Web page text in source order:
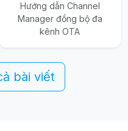
Hướng dẫn Channel
Manager đồng bộ đa
kênh OTA
bài viết